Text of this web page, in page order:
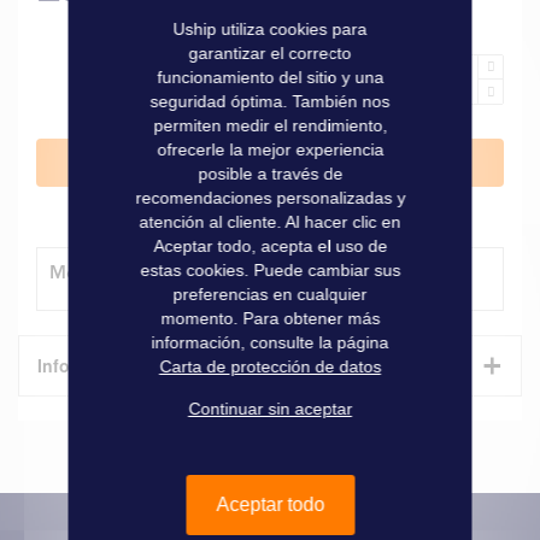
Añadir al carrito
Método de entrega
Informaciones técnicas +
Marque Raymarine
Uship utiliza cookies para
garantizar el correcto
funcionamiento del sitio y una
seguridad óptima. También nos
permiten medir el rendimiento,
ofrecerle la mejor experiencia
posible a través de
recomendaciones personalizadas y
atención al cliente. Al hacer clic en
Aceptar todo, acepta el uso de
estas cookies. Puede cambiar sus
preferencias en cualquier
momento. Para obtener más
información, consulte la página
Carta de protección de datos
Continuar sin aceptar
Aceptar todo